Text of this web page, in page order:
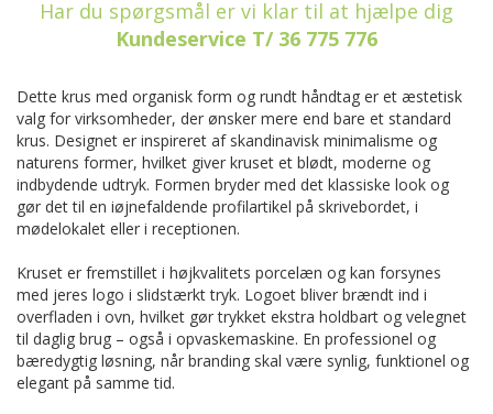
Har du spørgsmål er vi klar til at hjælpe dig
Kundeservice T/ 36 775 776
Dette krus med organisk form og rundt håndtag er et æstetisk
valg for virksomheder, der ønsker mere end bare et standard
krus. Designet er inspireret af skandinavisk minimalisme og
naturens former, hvilket giver kruset et blødt, moderne og
indbydende udtryk. Formen bryder med det klassiske look og
gør det til en iøjnefaldende profilartikel på skrivebordet, i
mødelokalet eller i receptionen.
Kruset er fremstillet i højkvalitets porcelæn og kan forsynes
med jeres logo i slidstærkt tryk. Logoet bliver brændt ind i
overfladen i ovn, hvilket gør trykket ekstra holdbart og velegnet
til daglig brug – også i opvaskemaskine. En professionel og
bæredygtig løsning, når branding skal være synlig, funktionel og
elegant på samme tid.